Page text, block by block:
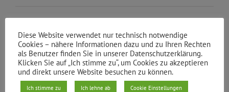
Neueste Beiträge
Klimaneutral und bezahlbar heizen:
Rückblick auf die Sonderbezirksgruppe
„Soziale Wärmewende im Kiez“
Diese Website verwendet nur technisch notwendige
Cookies – nähere Informationen dazu und zu Ihren Rechten
als Benutzer finden Sie in unserer Datenschutzerklärung.
Klicken Sie auf „Ich stimme zu“, um Cookies zu akzeptieren
und direkt unsere Website besuchen zu können.
Ich stimme zu Ich lehne ab Cookie Einstellungen